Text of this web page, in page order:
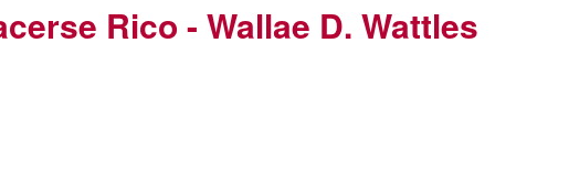
Rico - Wallae D. Wattles